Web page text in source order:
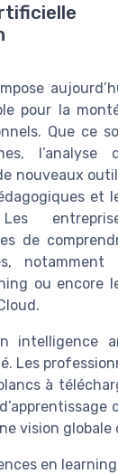
pour la
Que ce
l’analyse
nouveaux
et
de
notamment
ou encore
intelligence
Les
à
vision globale
en